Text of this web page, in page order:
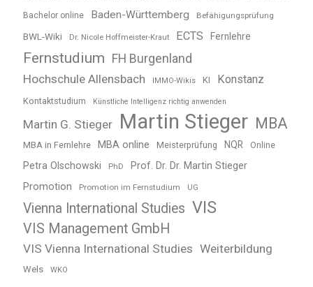
Bachelor online Baden-Württemberg Befähigungsprüfung
BWL-Wiki Dr. Nicole Hoffmeister-Kraut ECTS Fernlehre
Fernstudium FH Burgenland
Hochschule Allensbach
IMMO-Wikis KI Konstanz
Kontaktstudium Künstliche Intelligenz richtig anwenden
Martin G. Stieger Martin Stieger MBA
MBA in Fernlehre MBA online Meisterprüfung NQR Online
Petra Olschowski PhD Prof. Dr. Dr. Martin Stieger
Promotion Promotion im Fernstudium UG
Vienna International Studies VIS
VIS Management GmbH
VIS Vienna International Studies Weiterbildung
Wels WKO